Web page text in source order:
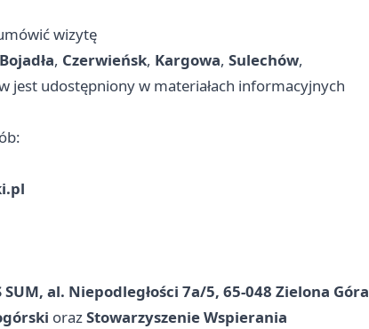
wizytę
Bojadła, Czerwieńsk, Kargowa, Sulechów,
jest udostępniony w materiałach informacyjnych
al. Niepodległości 7a/5, 65-048 Zielona Góra
orazStowarzyszenie Wspierania